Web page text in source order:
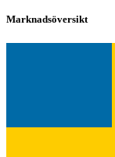
Marknadsöversikt